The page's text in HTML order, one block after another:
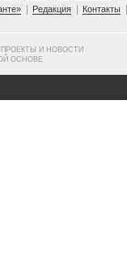
Редакция Контакты
И НОВОСТИ
ОСНОВЕ